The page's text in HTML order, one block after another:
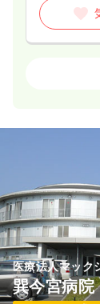
オペ室(手
年間休日
日勤のみ
医療法人マック
巽今宮病院